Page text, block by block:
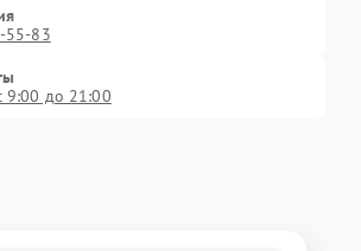
55-83
9:00 до 21:00